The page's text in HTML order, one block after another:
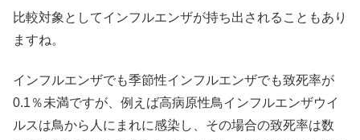
比較対象としてインフルエンザが持ち出されることもあり
ますね。
インフルエンザでも季節性インフルエンザでも致死率が
0.1％未満ですが、例えば高病原性鳥インフルエンザウイ
ルスは鳥から人にまれに感染し、その場合の致死率は数